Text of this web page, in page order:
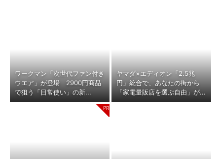
ワークマン「次世代ファン付き
ウエア」が登場 2900円商品
で狙う「日常使い」の新...
ヤマダ×エディオン「2.5兆
円」統合で、あなたの街から
「家電量販店を選ぶ自由」が...